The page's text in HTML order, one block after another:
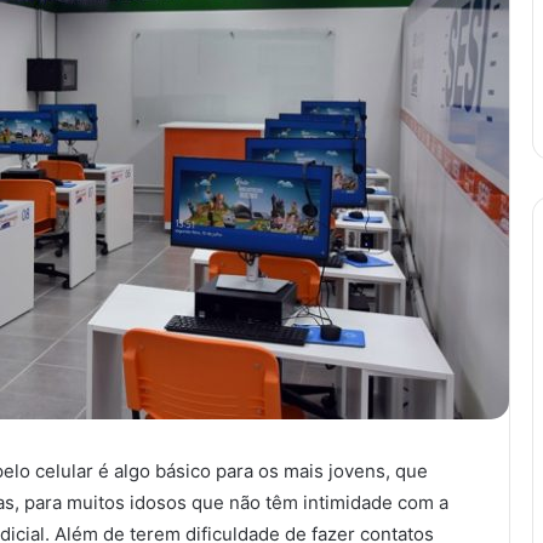
celular é algo básico para os mais jovens, que
para muitos idosos que não têm intimidade com a
Além de terem dificuldade de fazer contatos